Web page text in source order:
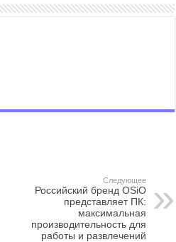
Следующее
Российский бренд OSiO
представляет ПК:
максимальная
производительность для
работы и развлечений